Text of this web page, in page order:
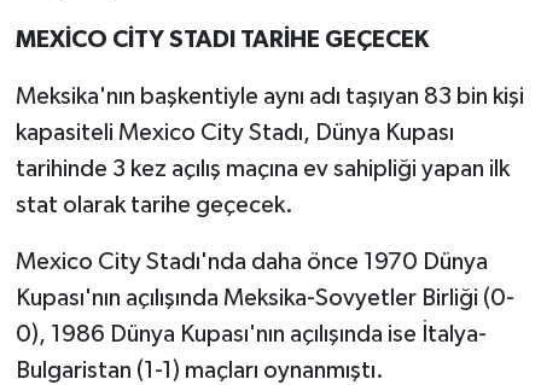
MEXİCO CİTY STADI TARİHE GEÇECEK
Meksika'nın başkentiyle aynı adı taşıyan 83 bin kişi
kapasiteli Mexico City Stadı, Dünya Kupası
tarihinde 3 kez açılış maçına ev sahipliği yapan ilk
stat olarak tarihe geçecek.
Mexico City Stadı'nda daha önce 1970 Dünya
Kupası'nın açılışında Meksika-Sovyetler Birliği (0-
0), 1986 Dünya Kupası'nın açılışında ise İtalya-
Bulgaristan (1-1) maçları oynanmıştı.